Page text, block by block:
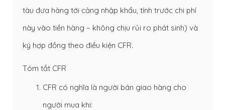
tàu đưa hàng tới cảng nhập khẩu, tính trước chi phí
này vào tiền hàng – không chịu rủi ro phát sinh) và
ký hợp đồng theo điều kiện CFR.
Tóm tắt CFR
CFR có nghĩa là người bán giao hàng cho
người mua khi: